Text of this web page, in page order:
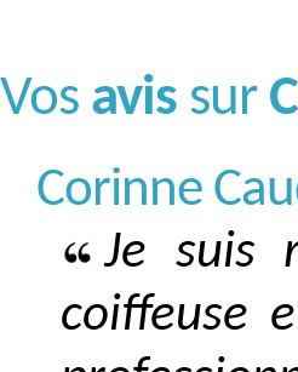
Vos avis sur
Corinne
Je suis
coiffeuse